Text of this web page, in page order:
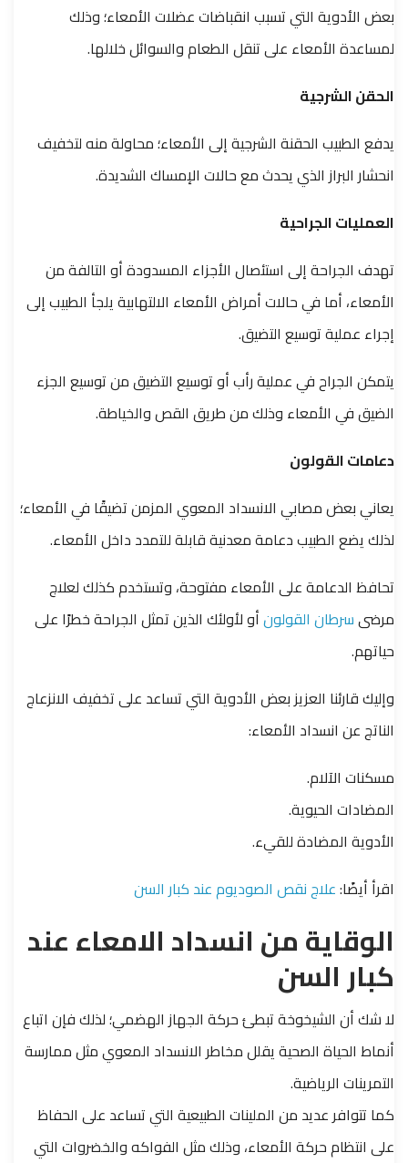
بعض الأدوية التي تسبب انقباضات عضلات الأمعاء؛ وذلك
لمساعدة الأمعاء على تنقل الطعام والسوائل خلالها.
الحقن الشرجية
يدفع الطبيب الحقنة الشرجية إلى الأمعاء؛ محاولة منه لتخفيف
انحشار البراز الذي يحدث مع حالات الإمساك الشديدة.
العمليات الجراحية
تهدف الجراحة إلى استئصال الأجزاء المسدودة أو التالفة من
الأمعاء، أما في حالات أمراض الأمعاء الالتهابية يلجأ الطبيب إلى
إجراء عملية توسيع التضيق.
يتمكن الجراح في عملية رأب أو توسيع التضيق من توسيع الجزء
الضيق في الأمعاء وذلك من طريق القص والخياطة.
دعامات القولون
يعاني بعض مصابي الانسداد المعوي المزمن تضيقًا في الأمعاء؛
لذلك يضع الطبيب دعامة معدنية قابلة للتمدد داخل الأمعاء.
تحافظ الدعامة على الأمعاء مفتوحة، وتستخدم كذلك لعلاج
مرضىسرطان القولونأو لأولئك الذين تمثل الجراحة خطرًا على
حياتهم.
وإليك قارئنا العزيز بعض الأدوية التي تساعد على تخفيف الانزعاج
الناتج عن انسداد الأمعاء:
مسكنات الآلام.
المضادات الحيوية.
الأدوية المضادة للقيء.
اقرأ أيضًا:علاج نقص الصوديوم عند كبار السن
الوقاية من انسداد الامعاء عند
كبار السن
لا شك أن الشيخوخة تبطئ حركة الجهاز الهضمي؛ لذلك فإن اتباع
أنماط الحياة الصحية يقلل مخاطر الانسداد المعوي مثل ممارسة
التمرينات الرياضية.
كما تتوافر عديد من الملينات الطبيعية التي تساعد على الحفاظ
على انتظام حركة الأمعاء، وذلك مثل الفواكه والخضروات التي